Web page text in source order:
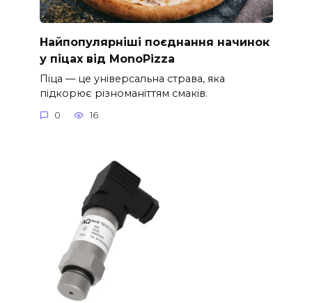
Найпопулярніші поєднання начинок
у піцах від MonoPizza
Піца — це універсальна страва, яка
підкорює різноманіттям смаків.
0 16